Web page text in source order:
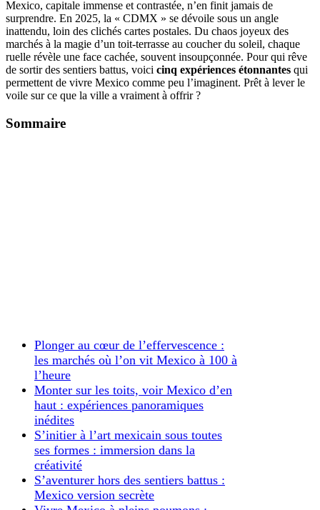
Mexico, capitale immense et contrastée, n’en finit jamais de
surprendre. En 2025, la « CDMX » se dévoile sous un angle
inattendu, loin des clichés cartes postales. Du chaos joyeux des
marchés à la magie d’un toit-terrasse au coucher du soleil, chaque
ruelle révèle une face cachée, souvent insoupçonnée. Pour qui rêve
de sortir des sentiers battus, voici cinq expériences étonnantes qui
permettent de vivre Mexico comme peu l’imaginent. Prêt à lever le
voile sur ce que la ville a vraiment à offrir ?
Sommaire
Plonger au cœur de l’effervescence :
les marchés où l’on vit Mexico à 100 à
l’heure
Monter sur les toits, voir Mexico d’en
haut : expériences panoramiques
inédites
S’initier à l’art mexicain sous toutes
ses formes : immersion dans la
créativité
S’aventurer hors des sentiers battus :
Mexico version secrète